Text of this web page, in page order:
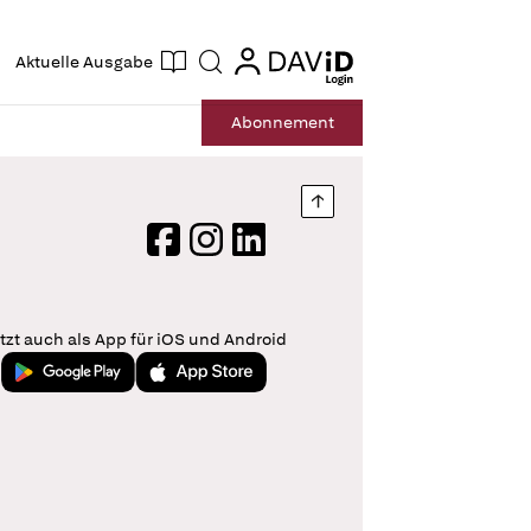
Aktuelle Ausgabe Suche login
login
Abonnement
Nach oben springen
FacebookInstagram
LinkedIn
auch als App für iOS und Android
Jetzt bei Google PlayLaden im App Store